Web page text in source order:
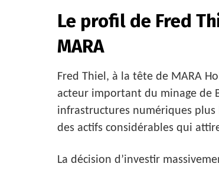
Le profil de Fred
MARA
Fred Thiel, à la tête de MARA
acteur important du minage de
infrastructures numériques plus
des actifs considérables qui
La décision d’investir